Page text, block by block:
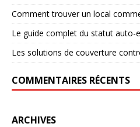
Comment trouver un local
Le guide complet du statut auto-
Les solutions de couverture
COMMENTAIRES RÉCENTS
ARCHIVES